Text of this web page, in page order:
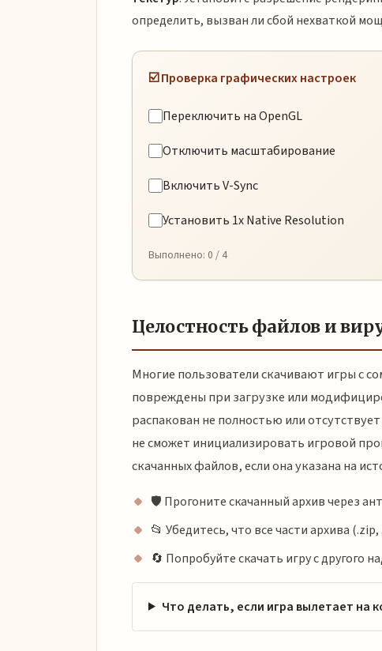
определить, вызван ли сбой нехваткой
☑️ Проверка графических настроек
Переключить на OpenGL
Отключить масштабирование
Включить V-Sync
Установить 1x Native Resolution
Выполнено: 0 / 4
Целостность файлов и
Многие пользователи скачивают игры с
повреждены при загрузке или
распакован не полностью или
не сможет инициализировать игровой
скачанных файлов, если она указана на
🛡️ Прогоните скачанный архив через
📂 Убедитесь, что все части архива
🔄 Попробуйте скачать игру с другого
Что делать, если игра вылетает на